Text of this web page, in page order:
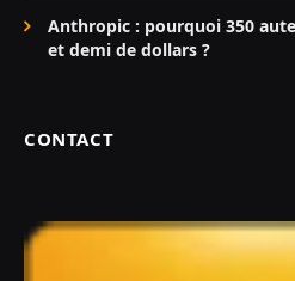
Anthropic : pourquoi 350
et demi de dollars ?
CONTACT